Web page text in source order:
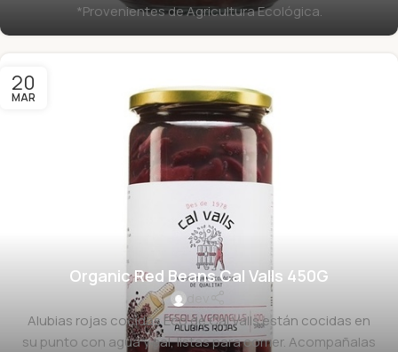
*Provenientes de Agricultura Ecológica.
20
MAR
Organic Red Beans Cal Valls 450G
Alubias rojas cocidas Eco de Cal Valls están cocidas en
su punto con agua y sal, listas para comer. Acompañalas